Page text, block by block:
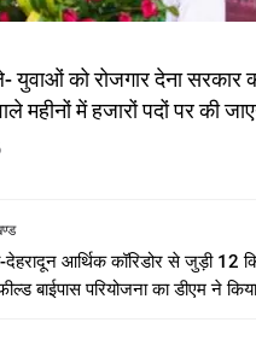
युवाओं को रोजगार देना सरकार
महीनों में हजारों पदों पर की
देहरादून आर्थिक कॉरिडोर से जुड़ी 12
बाईपास परियोजना का डीएम ने किया
एमडीडीए बोर्ड बैठक में 25